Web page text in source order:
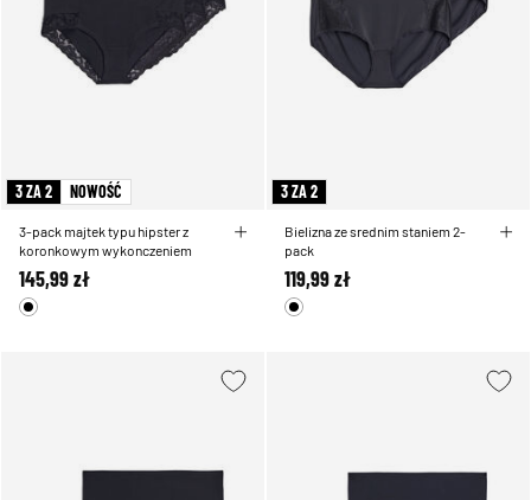
3 ZA 2 NOWOŚĆ
3-pack majtek typu hipster z
koronkowym wykonczeniem
145,99 zł
3 ZA 2
Bielizna ze srednim staniem 2-
pack
119,99 zł